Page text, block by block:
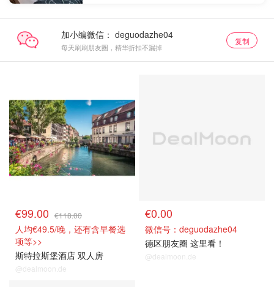
加小编微信：
每天刷刷朋友圈，精华折扣不漏掉
复制
€99.00 €118.00
人均€49.5/晚，还有含早餐选
项等>>
斯特拉斯堡酒店 双人房
@dealmoon.de
€0.00
微信号：deguodazhe04
德区朋友圈 这里看！
@dealmoon.de